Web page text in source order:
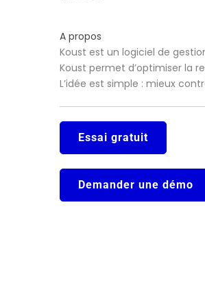
A propos
Koust est un logiciel de
Koust permet d’optimiser la
L’idée est simple : mieux
Essai gratuit
Demander une démo